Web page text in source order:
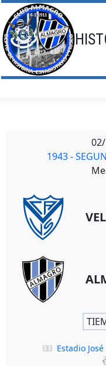
Saltar
al
contenido
1943 -
Estadio